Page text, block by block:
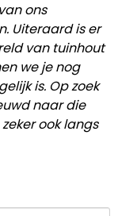
ons
Uiteraard is er
van tuinhout
we je nog
is. Op zoek
naar die
ook langs